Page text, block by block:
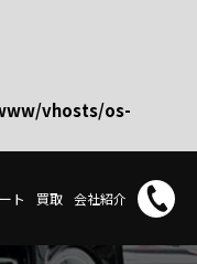
vhosts/os-
ト 買取 会社紹介